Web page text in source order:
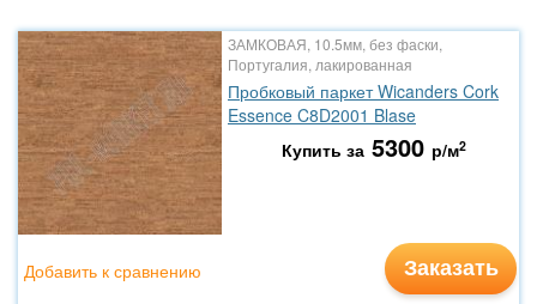
ЗАМКОВАЯ, 10.5мм, без фаски,
Португалия, лакированная
Пробковый паркет Wicanders Cork
Essence C8D2001 Blase
Купить за 5300 р/м2
Заказать
Добавить к сравнению